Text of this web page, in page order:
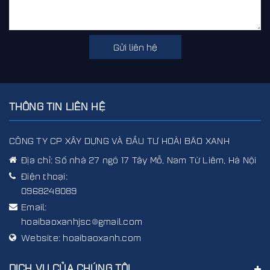
Gửi liên hệ
THÔNG TIN LIÊN HỆ
CÔNG TY CP XÂY DỰNG VÀ ĐẦU TƯ HOÀI BÃO XANH
Địa chỉ: Số nhà 27 ngõ 17 Tây Mỗ, Nam Từ Liêm, Hà Nội
Điện thoại:
0968248089
Email:
hoaibaoxanhjsc@gmail.com
Website: hoaibaoxanh.com